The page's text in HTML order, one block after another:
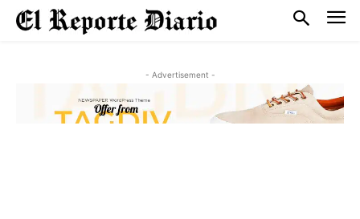
- Advertisement -